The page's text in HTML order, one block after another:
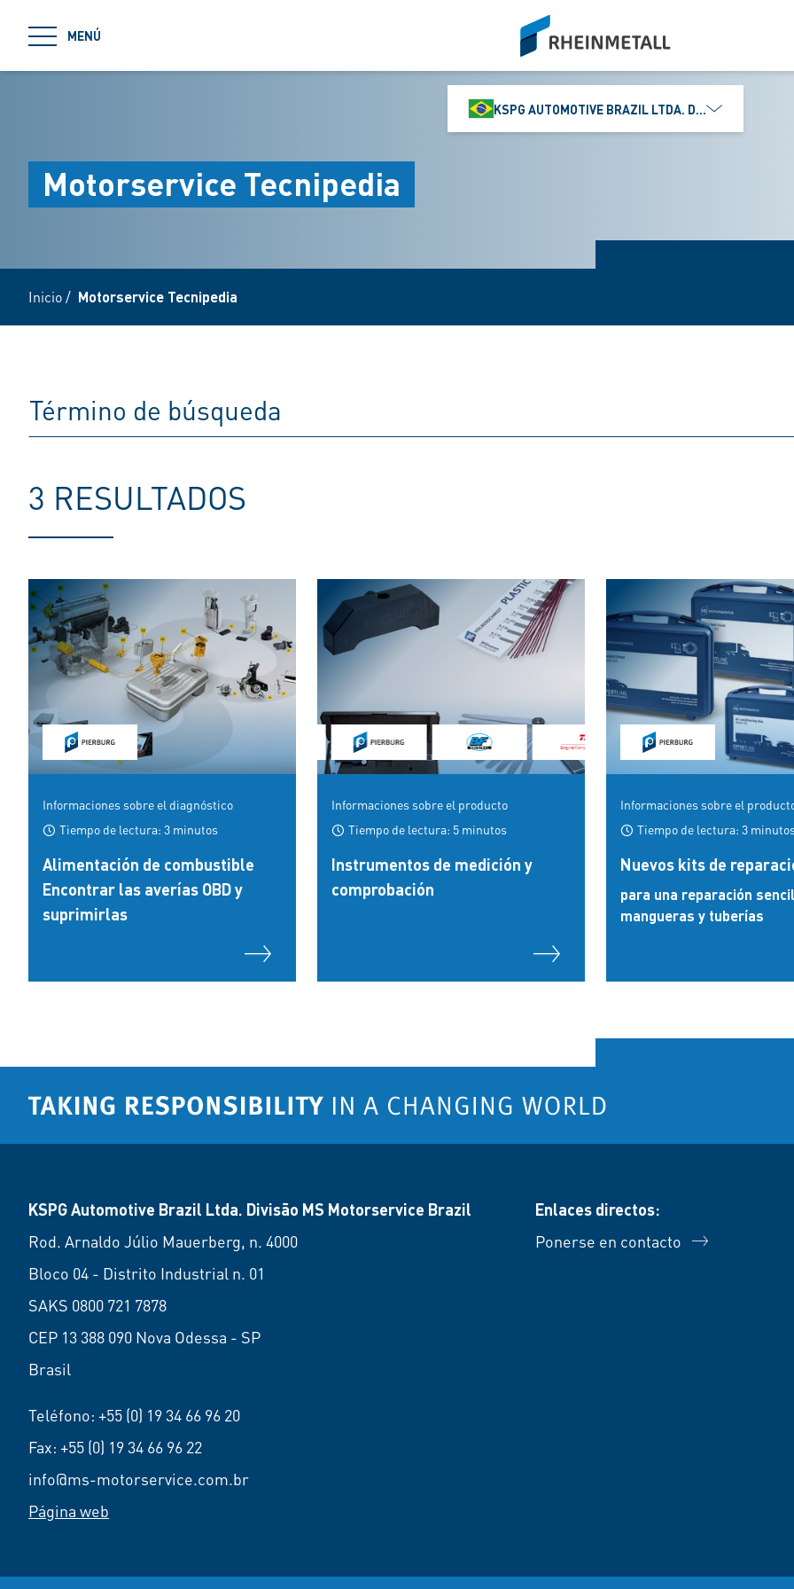
MENÚ
siteLogo
KSPG AUTOMOTIVE BRAZIL LTDA. DIVISÃO MS
Motorservice Tecnipedia
Inicio/ Motorservice Tecnipedia
3 RESULTADOS
Informaciones sobre el diagnóstico
Tiempo de lectura: 3 minutos
Alimentación de combustible
Encontrar las averías OBD y
suprimirlas
Informaciones sobre el producto
Tiempo de lectura: 5 minutos
Instrumentos de medición y
comprobación
Informaciones sobre el
Tiempo de lectura: 3
Nuevos kits de
para una reparación
mangueras y tuberías
KSPG Automotive Brazil Ltda. Divisão MS Motorservice Brazil
Rod. Arnaldo Júlio Mauerberg, n. 4000
Bloco 04 - Distrito Industrial n. 01
SAKS 0800 721 7878
CEP 13 388 090 Nova Odessa - SP
Brasil
Teléfono: +55 (0) 19 34 66 96 20
Fax: +55 (0) 19 34 66 96 22
info@ms-motorservice.com.br
Página web
Enlaces directos:
Ponerse en contacto